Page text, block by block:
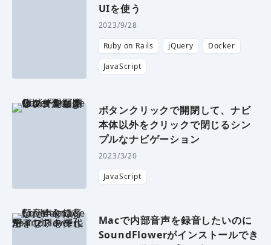
UIを使う
2023/9/28
Ruby on Rails
jQuery
Docker
JavaScript
ボタンクリックで開閉して、ナビ
本体以外をクリックで閉じるシン
プルなナビゲーション
2023/3/20
JavaScript
Macで内部音声を録音したいのに
SoundFlowerがインストールでき